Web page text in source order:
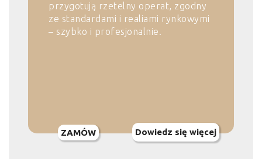
przygotują rzetelny operat, zgodny
ze standardami i realiami rynkowymi
– szybko i profesjonalnie.
ZAMÓW Dowiedz się więcej